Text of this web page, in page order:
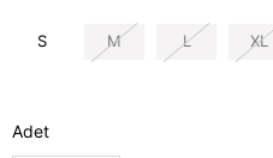
S M L XL
Adet